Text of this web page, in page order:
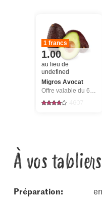
1 francs
1.00
au lieu de
undefined
Migros Avocat
Offre valable du 6.8 au 12.8.2026, jusqu’à épuisement du stock.
À vos
Préparation: